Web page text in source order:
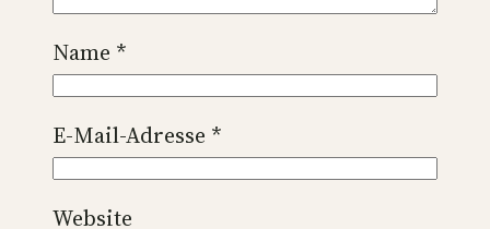
Name *
E-Mail-Adresse *
Website